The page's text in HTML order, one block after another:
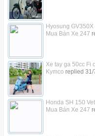
Hyosung
Mua Bán Xe 247
Xe tay ga 50cc Fi
Kymco replied 31/
Honda SH 150
Mua Bán Xe 247